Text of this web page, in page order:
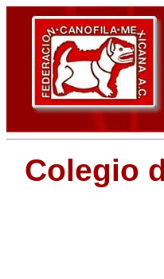
Colegio